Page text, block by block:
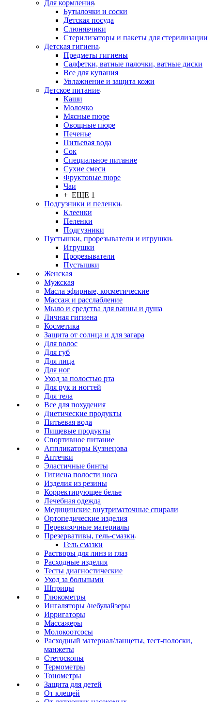
Для кормления
Бутылочки и соски
Детская посуда
Слюнявчики
Стерилизаторы и пакеты для стерилизации
Детская гигиена
Предметы гигиены
Салфетки, ватные палочки, ватные диски
Все для купания
Увлажнение и защита кожи
Детское питание
Каши
Молочко
Мясные пюре
Овощные пюре
Печенье
Питьевая вода
Сок
Специальное питание
Сухие смеси
Фруктовые пюре
Чаи
+ ЕЩЕ 1
Подгузники и пеленки
Клеенки
Пеленки
Подгузники
Пустышки, прорезыватели и игрушки
Игрушки
Прорезыватели
Пустышки
Женская
Мужская
Масла эфирные, косметические
Массаж и расслабление
Мыло и средства для ванны и душа
Личная гигиена
Косметика
Защита от солнца и для загара
Для волос
Для губ
Для лица
Для ног
Уход за полостью рта
Для рук и ногтей
Для тела
Все для похудения
Диетические продукты
Питьевая вода
Пищевые продукты
Спортивное питание
Аппликаторы Кузнецова
Аптечки
Эластичные бинты
Гигиена полости носа
Изделия из резины
Корректирующее белье
Лечебная одежда
Медицинские внутриматочные спирали
Ортопедические изделия
Перевязочные материалы
Презервативы, гель-смазки
Гель смазки
Растворы для линз и глаз
Расходные изделия
Тесты диагностические
Уход за больными
Шприцы
Глюкометры
Ингаляторы /небулайзеры
Ирригаторы
Массажеры
Молокоотсосы
Расходный материал/ланцеты, тест-полоски,
манжеты
Стетоскопы
Термометры
Тонометры
Защита для детей
От клещей